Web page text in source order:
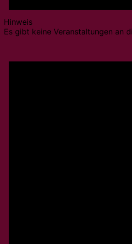
Hinweis
Es gibt keine Veranstaltungen an